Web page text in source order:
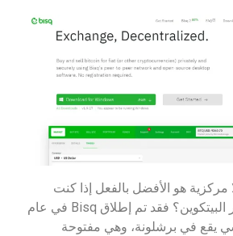
مركزية هو الأفضل بالفعل إذا كنت
تتساءل ما هو استثمار البيتكوين؟ فقد تم إطلاق Bisq في عام
يقع في برشلونة، وهي مفتوحة